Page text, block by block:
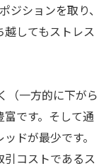
ジションを取り、
してもストレス
（一方的に下がら
です。そして通
ドが最少です。
コストであるス